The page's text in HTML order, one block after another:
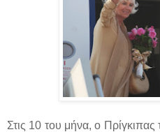
Στις 10 του μήνα, ο